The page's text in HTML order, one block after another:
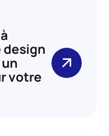
design
votre